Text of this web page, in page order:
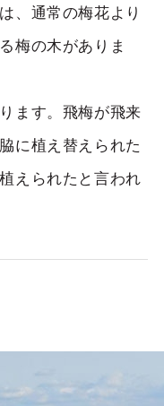
、通常の梅花より
梅の木がありま
ます。飛梅が飛来
に植え替えられた
えられたと言われ